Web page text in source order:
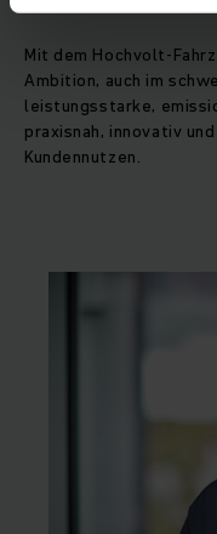
Mit dem Hochvolt-
Ambition, auch im
leistungsstarke,
praxisnah, innovativ
Kundennutzen.